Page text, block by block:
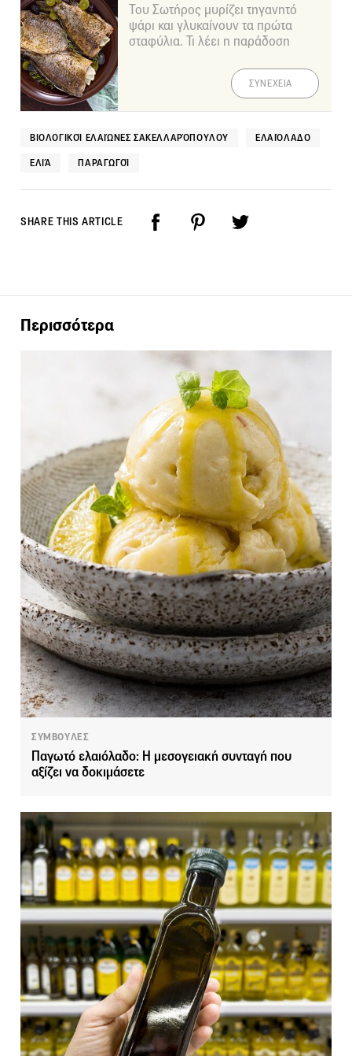
Του Σωτήρος μυρίζει τηγανητό
ψάρι και γλυκαίνουν τα πρώτα
σταφύλια. Τι λέει η παράδοση
ΣΥΝΕΧΕΙΑ
ΒΙΟΛΟΓΙΚΟΊ ΕΛΑΙΏΝΕΣ ΣΑΚΕΛΛΑΡΌΠΟΥΛΟΥ ΕΛΑΙΌΛΑΔΟ
ΕΛΙΆ ΠΑΡΑΓΩΓΟΊ
SHARE THIS ARTICLE
Περισσότερα
ΣΥΜΒΟΥΛΕΣ
Παγωτό ελαιόλαδο: Η μεσογειακή συνταγή που
αξίζει να δοκιμάσετε